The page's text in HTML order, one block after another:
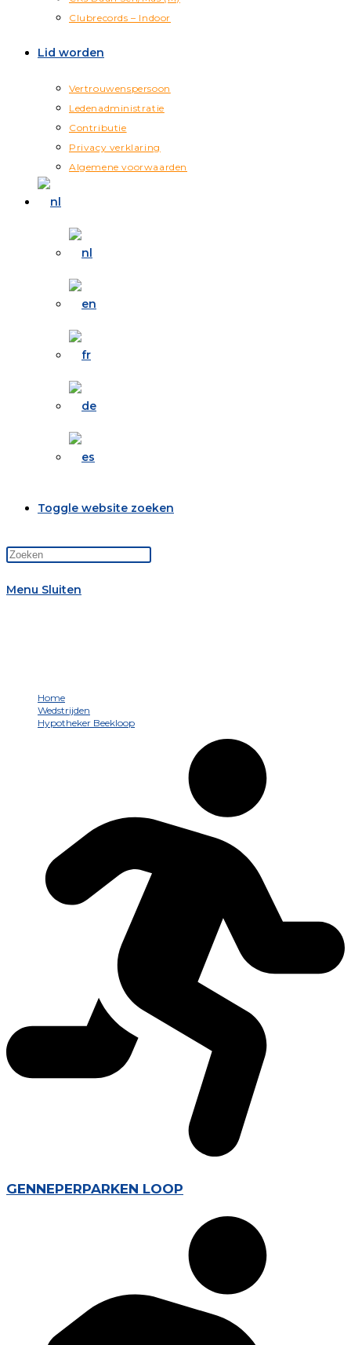
Clubrecords – Indoor
Lid worden
Vertrouwenspersoon
Ledenadministratie
Contributie
Privacy verklaring
Algemene voorwaarden
Toggle website zoeken
Menu Sluiten
Home
Wedstrijden
Hypotheker Beekloop
GENNEPERPARKEN LOOP